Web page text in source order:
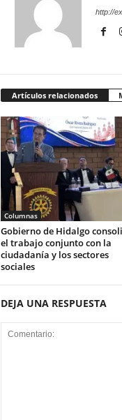
http://
Artículos relacionados
Columnas
Gobierno de Hidalgo
el trabajo conjunto con la
ciudadanía y los sectores
sociales
DEJA UNA RESPUESTA